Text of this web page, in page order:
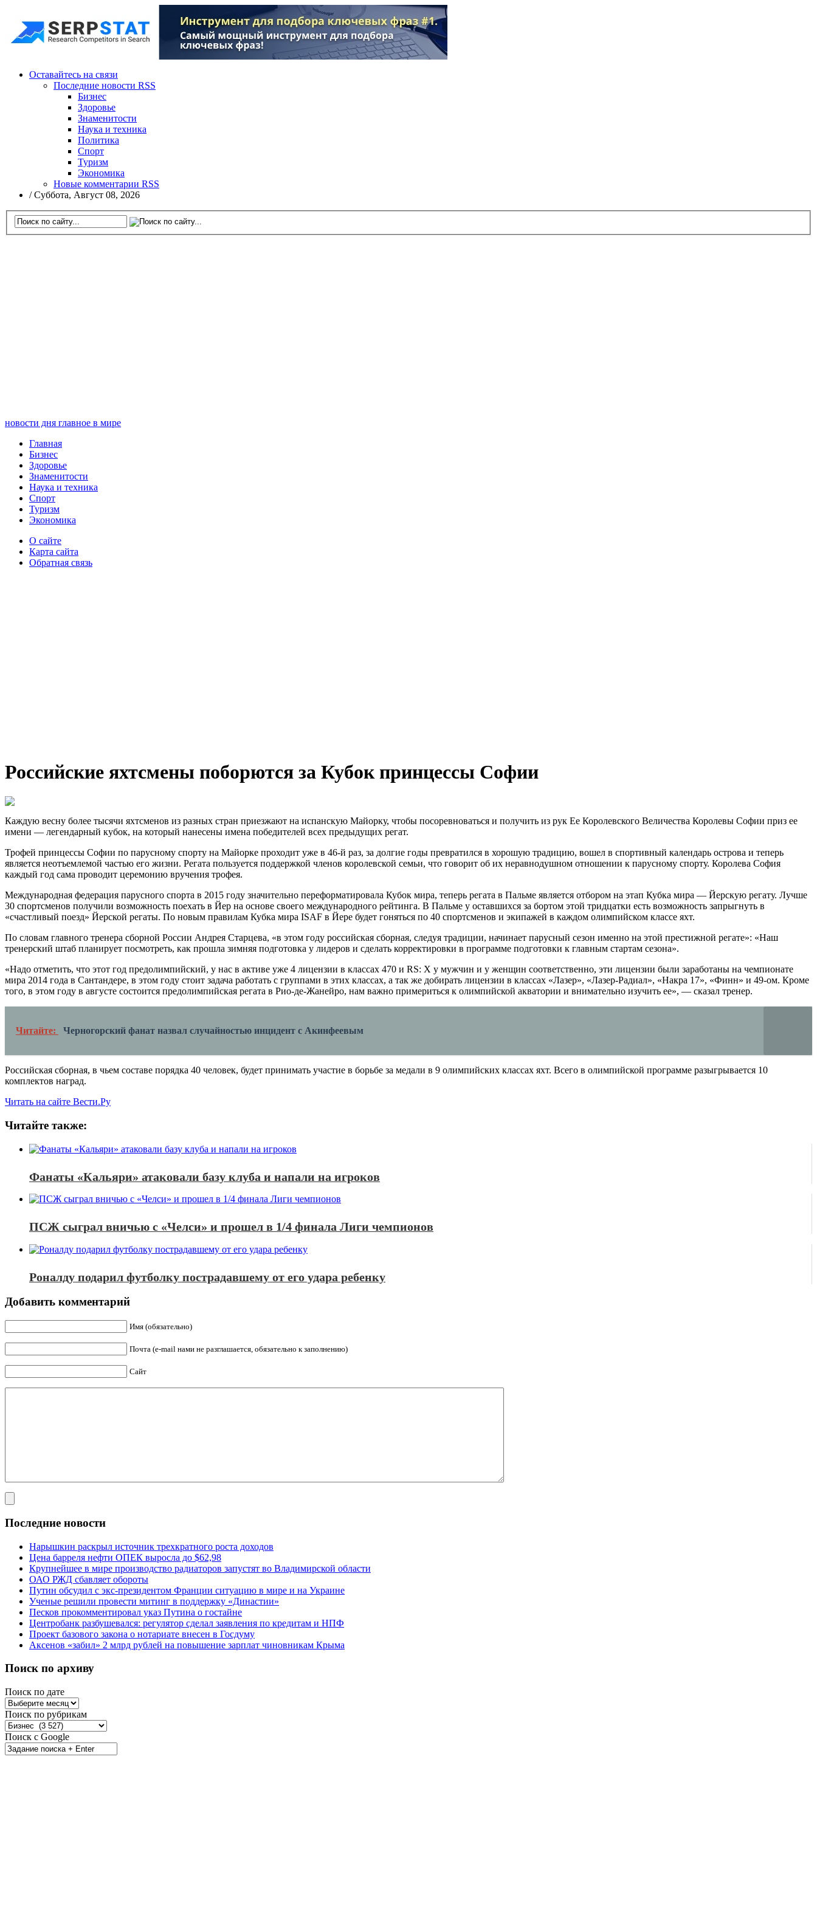
Оставайтесь на связи
Последние новости RSS
Бизнес
Здоровье
Знаменитости
Наука и техника
Политика
Спорт
Туризм
Экономика
Новые комментарии RSS
/Суббота, Август 08, 2026
новости дня главное в мире
Главная
Бизнес
Здоровье
Знаменитости
Наука и техника
Спорт
Туризм
Экономика
О сайте
Карта сайта
Обратная связь
Российские яхтсмены поборются за Кубок принцессы Софии
Каждую весну более тысячи яхтсменов из разных стран приезжают на испанскую Майорку, чтобы посоревноваться и получить из рук Ее Королевского Величества Королевы Софии приз ее
имени — легендарный кубок, на который нанесены имена победителей всех предыдущих регат.
Трофей принцессы Софии по парусному спорту на Майорке проходит уже в 46-й раз, за долгие годы превратился в хорошую традицию, вошел в спортивный календарь острова и теперь
является неотъемлемой частью его жизни. Регата пользуется поддержкой членов королевской семьи, что говорит об их неравнодушном отношении к парусному спорту. Королева София
каждый год сама проводит церемонию вручения трофея.
Международная федерация парусного спорта в 2015 году значительно переформатировала Кубок мира, теперь регата в Пальме является отбором на этап Кубка мира — Йерскую регату. Лучше
30 спортсменов получили возможность поехать в Йер на основе своего международного рейтинга. В Пальме у оставшихся за бортом этой тридцатки есть возможность запрыгнуть в
«счастливый поезд» Йерской регаты. По новым правилам Кубка мира ISAF в Йере будет гоняться по 40 спортсменов и экипажей в каждом олимпийском классе яхт.
По словам главного тренера сборной России Андрея Старцева, «в этом году российская сборная, следуя традиции, начинает парусный сезон именно на этой престижной регате»: «Наш
тренерский штаб планирует посмотреть, как прошла зимняя подготовка у лидеров и сделать корректировки в программе подготовки к главным стартам сезона».
«Надо отметить, что этот год предолимпийский, у нас в активе уже 4 лицензии в классах 470 и RS: X у мужчин и у женщин соответственно, эти лицензии были заработаны на чемпионате
мира 2014 года в Сантандере, в этом году стоит задача работать с группами в этих классах, а так же добирать лицензии в классах «Лазер», «Лазер-Радиал», «Накра 17», «Финн» и 49-ом. Кроме
того, в этом году в августе состоится предолимпийская регата в Рио-де-Жанейро, нам важно примериться к олимпийской акватории и внимательно изучить ее», — сказал тренер.
Читайте: Черногорский фанат назвал случайностью инцидент с Акинфеевым
Российская сборная, в чьем составе порядка 40 человек, будет принимать участие в борьбе за медали в 9 олимпийских классах яхт. Всего в олимпийской программе разыгрывается 10
комплектов наград.
Читать на сайте Вести.Ру
Читайте также:
Фанаты «Кальяри» атаковали базу клуба и напали на игроков
ПСЖ сыграл вничью с «Челси» и прошел в 1/4 финала Лиги чемпионов
Роналду подарил футболку пострадавшему от его удара ребенку
Добавить комментарий
Имя (обязательно)
Почта (e-mail нами не разглашается, обязательно к заполнению)
Сайт
Последние новости
Нарышкин раскрыл источник трехкратного роста доходов
Цена барреля нефти ОПЕК выросла до $62,98
Крупнейшее в мире производство радиаторов запустят во Владимирской области
ОАО РЖД сбавляет обороты
Путин обсудил с экс-президентом Франции ситуацию в мире и на Украине
Ученые решили провести митинг в поддержку «Династии»
Песков прокомментировал указ Путина о гостайне
Центробанк разбушевался: регулятор сделал заявления по кредитам и НПФ
Проект базового закона о нотариате внесен в Госдуму
Аксенов «забил» 2 млрд рублей на повышение зарплат чиновникам Крыма
Поиск по архиву
Поиск по дате
Поиск по рубрикам
Поиск с Google